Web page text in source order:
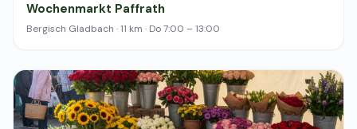
Wochenmarkt Paffrath
Bergisch Gladbach · 11 km · Do 7:00 – 13:00